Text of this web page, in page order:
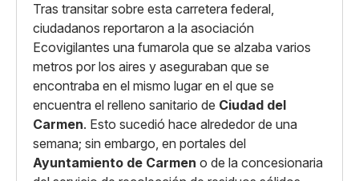
Tras transitar sobre esta carretera federal,
ciudadanos reportaron a la asociación
Ecovigilantes una fumarola que se alzaba varios
metros por los aires y aseguraban que se
encontraba en el mismo lugar en el que se
encuentra el relleno sanitario de Ciudad del
Carmen. Esto sucedió hace alrededor de una
semana; sin embargo, en portales del
Ayuntamiento de Carmen o de la concesionaria